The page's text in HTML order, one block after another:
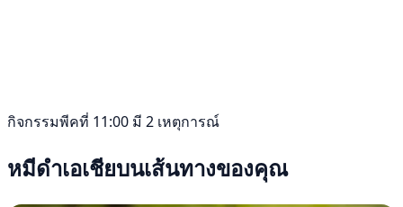
กิจกรรมพีคที่ 11:00 มี 2 เหตุการณ์
หมีดำเอเชียบนเส้นทางของคุณ